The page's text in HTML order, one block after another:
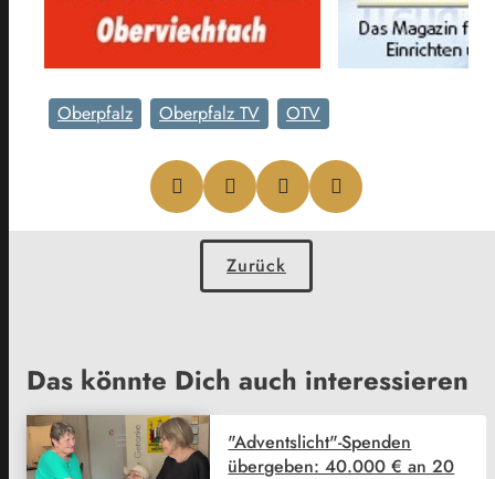
Oberpfalz Oberpfalz TV OTV
Zurück
Das könnte Dich auch interessieren
"Adventslicht"-Spenden
übergeben: 40.000 € an 20